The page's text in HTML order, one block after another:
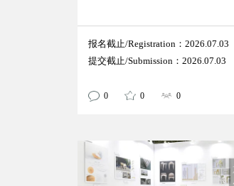
报名截止/Registration：2026.07.03
提交截止/Submission：2026.07.03
0 0 0